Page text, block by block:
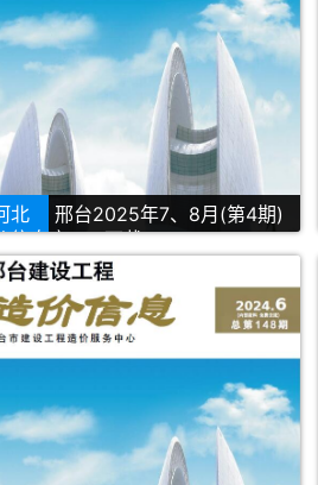
北
邢台2025年7、8月(第4期)
信息库PDF下载